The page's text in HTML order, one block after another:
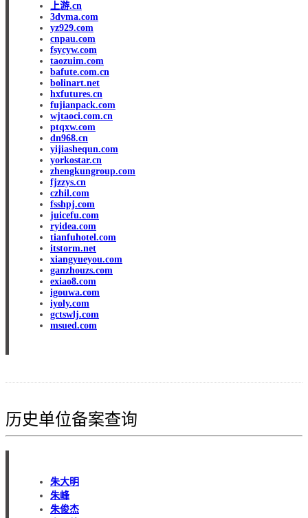
上游.cn
3dvma.com
yz929.com
cnpau.com
fsycyw.com
taozuim.com
bafute.com.cn
bolinart.net
hxfutures.cn
fujianpack.com
wjtaoci.com.cn
ptqxw.com
dn968.cn
yijiashequn.com
yorkostar.cn
zhengkungroup.com
fjzzys.cn
czhil.com
fsshpj.com
juicefu.com
ryidea.com
tianfuhotel.com
itstorm.net
xiangyueyou.com
ganzhouzs.com
exiao8.com
igouwa.com
iyoly.com
gctswlj.com
msued.com
历史单位备案查询
朱大明
朱峰
朱俊杰